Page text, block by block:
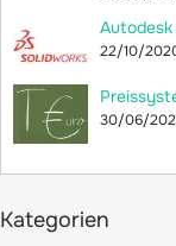
22/10/
30/06/
Kategorien